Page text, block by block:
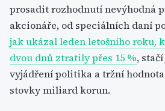
prosadit rozhodnutí nevýhodná
akcionáře, od speciálních daní
jak ukázal leden letošního roku,
dvou dnů ztratily přes 15 %,
vyjádření politika a tržní hodnota
stovky miliard korun.